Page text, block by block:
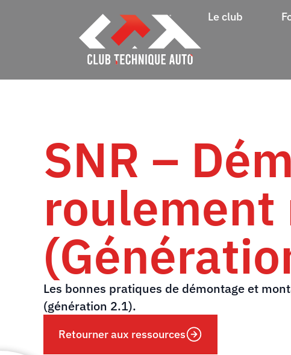
Le club
SNR –
roulement
Les bonnes pratiques de démontage et
(génération 2.1).
Retourner aux ressources